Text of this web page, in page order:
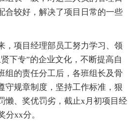
合较好，解决了项目日常的一些
，项目经理部员工努力学习、领
下专”的企业文化，不断提高自
组的责任分工后，各班组长及骨
守规章制度，坚持工作标准，狠
懒、奖优罚劣，截止x月初项目经
分xx分。